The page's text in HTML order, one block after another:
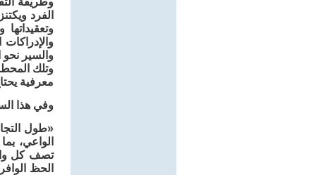
الفرد
والسير نحو
وتلك
معرفية
وفي هذا
الواعي،
تصف كل
الحظ